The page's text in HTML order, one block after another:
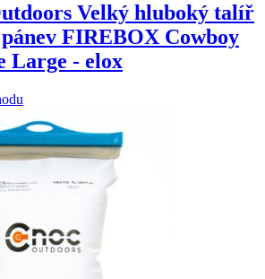
Velký hluboký talíř
FIREBOX Cowboy
Large - elox